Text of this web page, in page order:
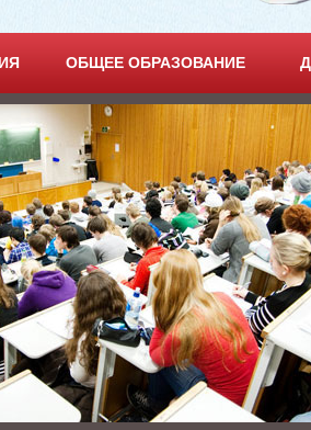
ОБЩЕЕ ОБРАЗОВАНИЕ